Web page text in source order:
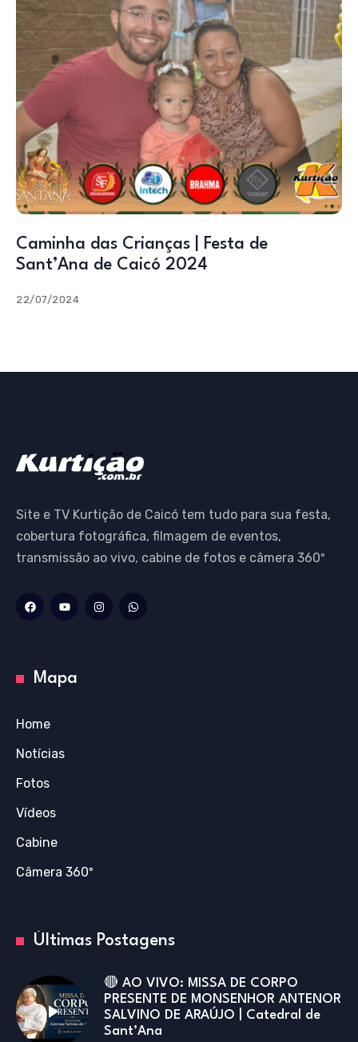
Caminha das Crianças | Festa de
Sant’Ana de Caicó 2024
22/07/2024
Site e TV Kurtição de Caicó tem tudo para sua festa,
cobertura fotográfica, filmagem de eventos,
transmissão ao vivo, cabine de fotos e câmera 360º
Mapa
Home
Notícias
Fotos
Vídeos
Cabine
Câmera 360º
Últimas Postagens
🔴 AO VIVO: MISSA DE CORPO
PRESENTE DE MONSENHOR ANTENOR
SALVINO DE ARAÚJO | Catedral de
Sant’Ana